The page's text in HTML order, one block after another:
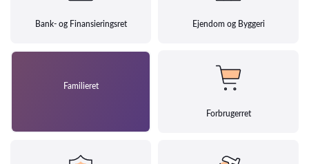
Bank- og Finansieringsret Ejendom og Byggeri
Familieret
Forbrugerret